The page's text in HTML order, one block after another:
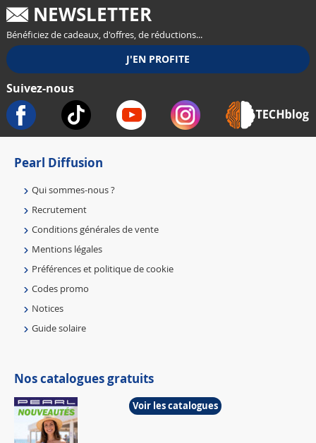
NEWSLETTER
Bénéficiez de cadeaux, d'offres, de réductions...
Suivez-nous
Pearl Diffusion
Qui sommes-nous ?
Recrutement
Conditions générales de vente
Mentions légales
Préférences et politique de cookie
Codes promo
Notices
Guide solaire
Nos catalogues gratuits
Voir les catalogues